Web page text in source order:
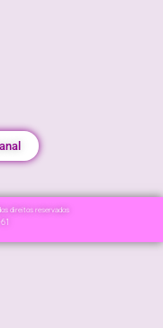
direitos reservados